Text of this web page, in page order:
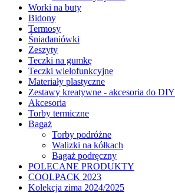
Worki na buty
Bidony
Termosy
Śniadaniówki
Zeszyty
Teczki na gumkę
Teczki wielofunkcyjne
Materiały plastyczne
Zestawy kreatywne - akcesoria do DIY
Akcesoria
Torby termiczne
Bagaż
Torby podróżne
Walizki na kółkach
Bagaż podręczny
POLECANE PRODUKTY
COOLPACK 2023
Kolekcja zima 2024/2025